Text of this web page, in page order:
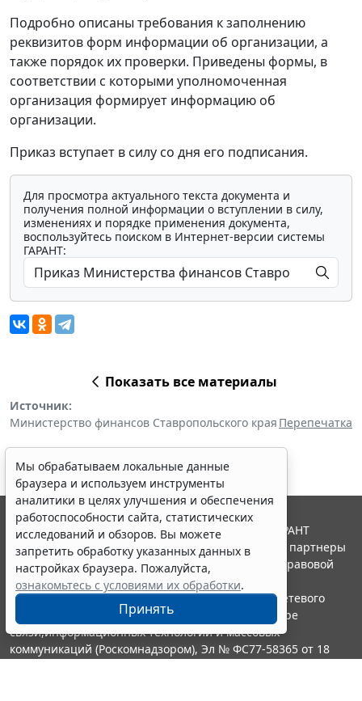
Подробно описаны требования к заполнению
реквизитов форм информации об организации, а
также порядок их проверки. Приведены формы, в
соответствии с которыми уполномоченная
организация формирует информацию об
организации.
Приказ вступает в силу со дня его подписания.
Для просмотра актуального текста документа и
получения полной информации о вступлении в силу,
изменениях и порядке применения документа,
воспользуйтесь поиском в Интернет-версии системы
ГАРАНТ:
Показать все материалы
Источник:
Министерство финансов Ставропольского края Перепечатка
Мы обрабатываем локальные данные
браузера и используем инструменты
аналитики в целях улучшения и обеспечения
работоспособности сайта, статистических
исследований и обзоров. Вы можете
запретить обработку указанных данных в
настройках браузера. Пожалуйста,
ознакомьтесь с условиями их обработки.
Принять
© ООО "НПП "ГАРАНТ-СЕРВИС", 2026. Система ГАРАНТ
выпускается с 1990 года. Компания "Гарант" и ее партнеры
являются участниками Российской ассоциации правовой
информации ГАРАНТ.
Портал ГАРАНТ.РУ зарегистрирован в качестве сетевого
издания Федеральной службой по надзору в сфере
связи,информационных технологий и массовых
коммуникаций (Роскомнадзором), Эл № ФС77-58365 от 18